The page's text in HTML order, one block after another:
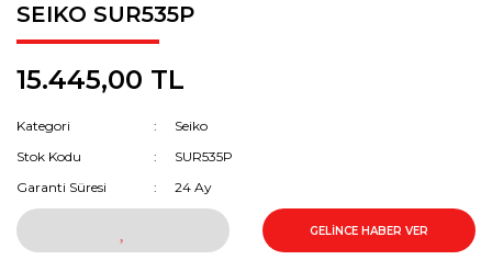
SEIKO SUR535P
15.445,00 TL
Kategori
Seiko
Stok Kodu
SUR535P
Garanti Süresi
24 Ay
GELİNCE HABER VER